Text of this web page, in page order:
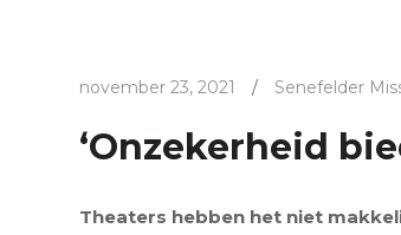
november 23, 2021 / Senefelder
‘Onzekerheid
Theaters hebben het niet